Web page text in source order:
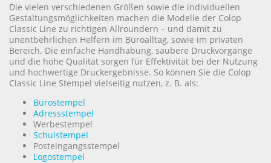
Die vielen verschiedenen Größen sowie die individuellen
Gestaltungsmöglichkeiten machen die Modelle der Colop
Classic Line zu richtigen Allroundern – und damit zu
unentbehrlichen Helfern im Büroalltag, sowie im privaten
Bereich. Die einfache Handhabung, saubere Druckvorgänge
und die hohe Qualität sorgen für Effektivität bei der Nutzung
und hochwertige Druckergebnisse. So können Sie die Colop
Classic Line Stempel vielseitig nutzen, z. B. als:
Bürostempel
Adressstempel
Werbestempel
Schulstempel
Posteingangsstempel
Logostempel